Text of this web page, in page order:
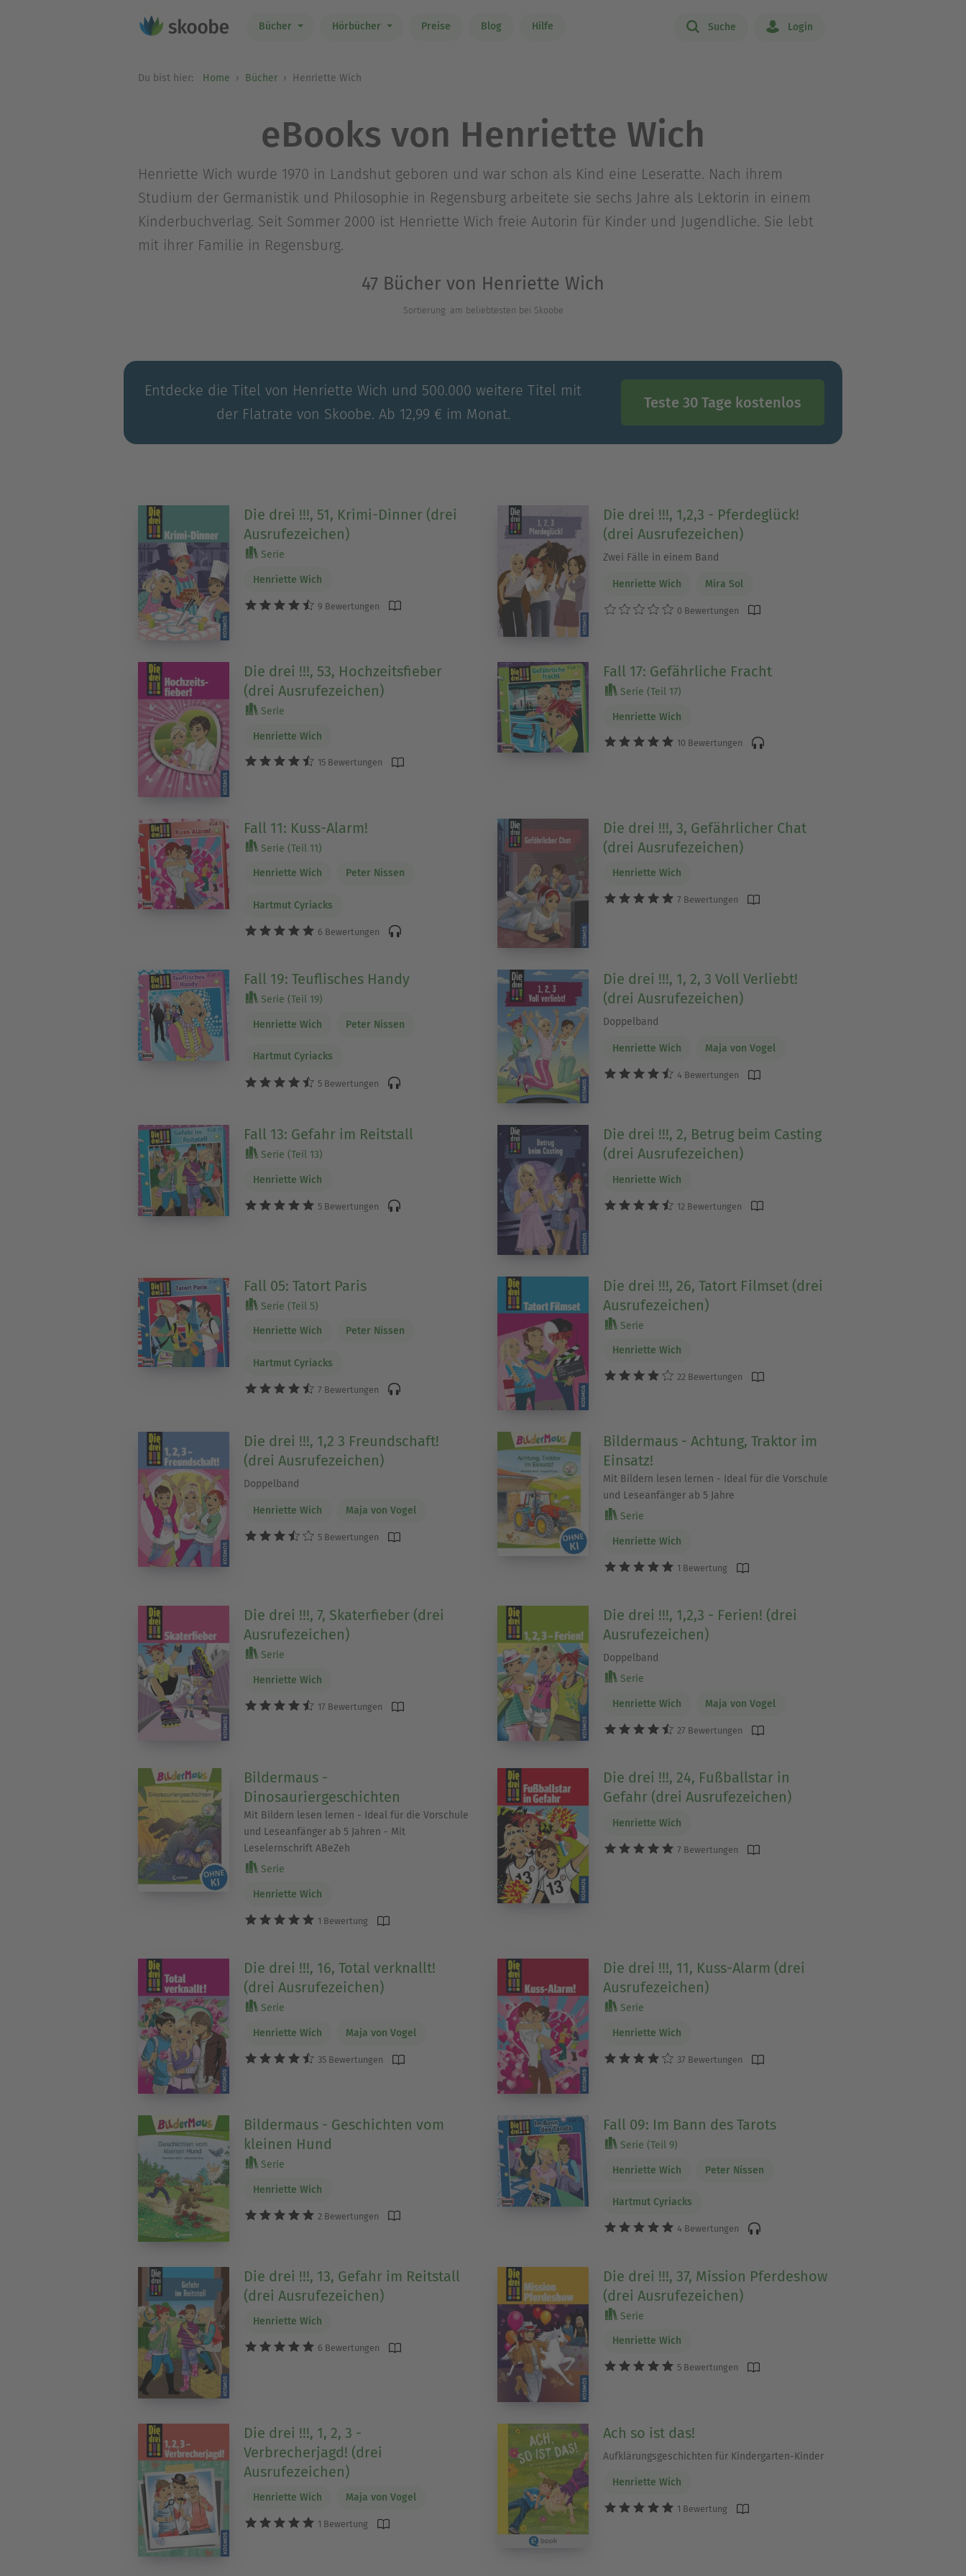
Bücher Hörbücher Preise Blog Hilfe Suche Login
Du bist hier: Home Bücher Henriette Wich
eBooks von Henriette Wich
Henriette Wich wurde 1970 in Landshut geboren und war schon als Kind eine Leseratte. Nach ihrem
Studium der Germanistik und Philosophie in Regensburg arbeitete sie sechs Jahre als Lektorin in einem
Kinderbuchverlag. Seit Sommer 2000 ist Henriette Wich freie Autorin für Kinder und Jugendliche. Sie lebt
mit ihrer Familie in Regensburg.
47 Bücher von Henriette Wich
Sortierung: am beliebtesten bei Skoobe
Entdecke die Titel von Henriette Wich und 500.000 weitere Titel mit
der Flatrate von Skoobe. Ab 12,99 € im Monat.
Teste 30 Tage kostenlos
Die drei !!!, 51, Krimi-Dinner (drei
Ausrufezeichen)
Serie
Henriette Wich
9 Bewertungen
Die drei !!!, 1,2,3 - Pferdeglück!
(drei Ausrufezeichen)
Zwei Fälle in einem Band
Henriette Wich Mira Sol
0 Bewertungen
Die drei !!!, 53, Hochzeitsfieber
(drei Ausrufezeichen)
Serie
Henriette Wich
15 Bewertungen
Fall 17: Gefährliche Fracht
Serie (Teil 17)
Henriette Wich
10 Bewertungen
Fall 11: Kuss-Alarm!
Serie (Teil 11)
Henriette Wich Peter Nissen
Hartmut Cyriacks
6 Bewertungen
Die drei !!!, 3, Gefährlicher Chat
(drei Ausrufezeichen)
Henriette Wich
7 Bewertungen
Fall 19: Teuflisches Handy
Serie (Teil 19)
Henriette Wich Peter Nissen
Hartmut Cyriacks
5 Bewertungen
Die drei !!!, 1, 2, 3 Voll Verliebt!
(drei Ausrufezeichen)
Doppelband
Henriette Wich Maja von Vogel
4 Bewertungen
Fall 13: Gefahr im Reitstall
Serie (Teil 13)
Henriette Wich
5 Bewertungen
Die drei !!!, 2, Betrug beim Casting
(drei Ausrufezeichen)
Henriette Wich
12 Bewertungen
Fall 05: Tatort Paris
Serie (Teil 5)
Henriette Wich Peter Nissen
Hartmut Cyriacks
7 Bewertungen
Die drei !!!, 26, Tatort Filmset (drei
Ausrufezeichen)
Serie
Henriette Wich
22 Bewertungen
Die drei !!!, 1,2 3 Freundschaft!
(drei Ausrufezeichen)
Doppelband
Henriette Wich Maja von Vogel
5 Bewertungen
Bildermaus - Achtung, Traktor im
Einsatz!
Mit Bildern lesen lernen - Ideal für die Vorschule
und Leseanfänger ab 5 Jahre
Serie
Henriette Wich
1 Bewertung
Die drei !!!, 7, Skaterfieber (drei
Ausrufezeichen)
Serie
Henriette Wich
17 Bewertungen
Die drei !!!, 1,2,3 - Ferien! (drei
Ausrufezeichen)
Doppelband
Serie
Henriette Wich Maja von Vogel
27 Bewertungen
Bildermaus -
Dinosauriergeschichten
Mit Bildern lesen lernen - Ideal für die Vorschule
und Leseanfänger ab 5 Jahren - Mit
Leselernschrift ABeZeh
Serie
Henriette Wich
1 Bewertung
Die drei !!!, 24, Fußballstar in
Gefahr (drei Ausrufezeichen)
Henriette Wich
7 Bewertungen
Die drei !!!, 16, Total verknallt!
(drei Ausrufezeichen)
Serie
Henriette Wich Maja von Vogel
35 Bewertungen
Die drei !!!, 11, Kuss-Alarm (drei
Ausrufezeichen)
Serie
Henriette Wich
37 Bewertungen
Bildermaus - Geschichten vom
kleinen Hund
Serie
Henriette Wich
2 Bewertungen
Fall 09: Im Bann des Tarots
Serie (Teil 9)
Henriette Wich Peter Nissen
Hartmut Cyriacks
4 Bewertungen
Die drei !!!, 13, Gefahr im Reitstall
(drei Ausrufezeichen)
Henriette Wich
6 Bewertungen
Die drei !!!, 37, Mission Pferdeshow
(drei Ausrufezeichen)
Serie
Henriette Wich
5 Bewertungen
Die drei !!!, 1, 2, 3 -
Verbrecherjagd! (drei
Ausrufezeichen)
Henriette Wich Maja von Vogel
1 Bewertung
Ach so ist das!
Aufklärungsgeschichten für Kindergarten-Kinder
Henriette Wich
1 Bewertung